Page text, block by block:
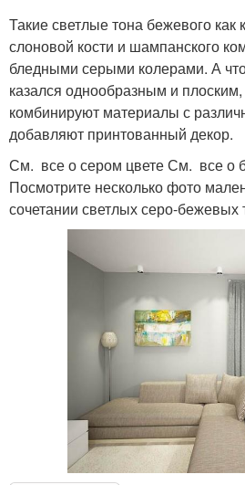
Такие светлые тона бежевого как
слоновой кости и шампанского
бледными серыми колерами. А
казался однообразным и
комбинируют материалы с
добавляют принтованный декор.
См. все о сером цвете См. все о
Посмотрите несколько фото
сочетании светлых серо-бежевых